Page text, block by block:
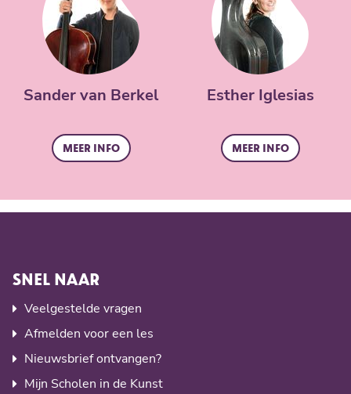
Sander van Berkel
Meer info
Esther Iglesias
Meer info
SNEL NAAR
Veelgestelde vragen
Afmelden voor een les
Nieuwsbrief ontvangen?
Mijn Scholen in de Kunst